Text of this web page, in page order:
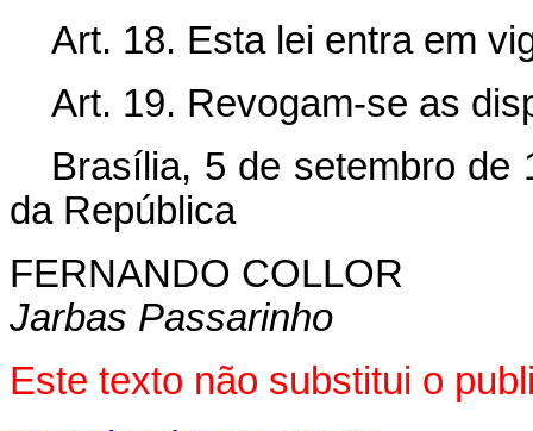
Art. 18. Esta lei entra em
Art. 19. Revogam-se as
Brasília, 5 de setembro de
da República
FERNANDO COLLOR
Jarbas Passarinho
Este texto não substitui o